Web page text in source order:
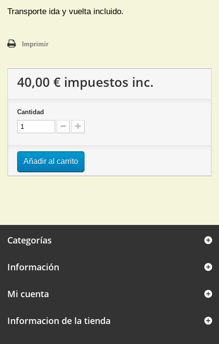
Transporte ida y vuelta incluido.
Imprimir
40,00 € impuestos inc.
Cantidad
Añadir al carrito
Categorías
Información
Mi cuenta
Informacion de la tienda